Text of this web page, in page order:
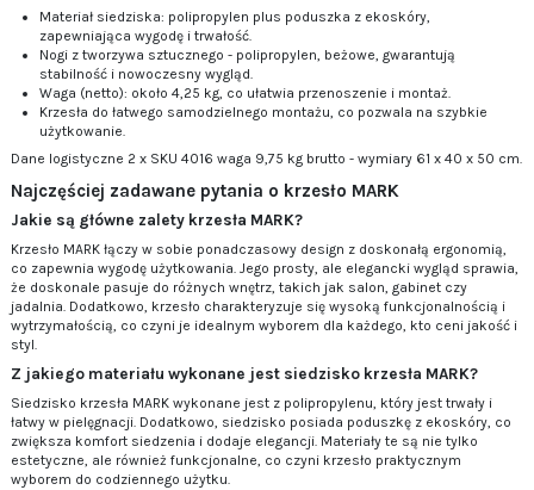
Materiał siedziska: polipropylen plus poduszka z ekoskóry,
zapewniająca wygodę i trwałość.
Nogi z tworzywa sztucznego - polipropylen, beżowe, gwarantują
stabilność i nowoczesny wygląd.
Waga (netto): około 4,25 kg, co ułatwia przenoszenie i montaż.
Krzesła do łatwego samodzielnego montażu, co pozwala na szybkie
użytkowanie.
Dane logistyczne 2 x SKU 4016 waga 9,75 kg brutto - wymiary 61 x 40 x 50 cm.
Najczęściej zadawane pytania o krzesło MARK
Jakie są główne zalety krzesła MARK?
Krzesło MARK łączy w sobie ponadczasowy design z doskonałą ergonomią,
co zapewnia wygodę użytkowania. Jego prosty, ale elegancki wygląd sprawia,
że doskonale pasuje do różnych wnętrz, takich jak salon, gabinet czy
jadalnia. Dodatkowo, krzesło charakteryzuje się wysoką funkcjonalnością i
wytrzymałością, co czyni je idealnym wyborem dla każdego, kto ceni jakość i
styl.
Z jakiego materiału wykonane jest siedzisko krzesła MARK?
Siedzisko krzesła MARK wykonane jest z polipropylenu, który jest trwały i
łatwy w pielęgnacji. Dodatkowo, siedzisko posiada poduszkę z ekoskóry, co
zwiększa komfort siedzenia i dodaje elegancji. Materiały te są nie tylko
estetyczne, ale również funkcjonalne, co czyni krzesło praktycznym
wyborem do codziennego użytku.